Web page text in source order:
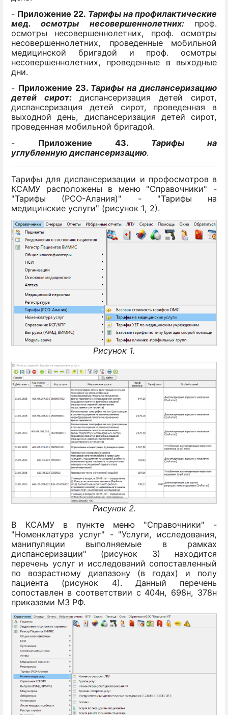
- Приложение 22. Тарифы на профилактические
мед. осмотры несовершеннолетних:
проф.
осмотры несовершеннолетних, проф. осмотры
несовершеннолетних, проведенные мобильной
медицинской бригадой и проф. осмотры
несовершеннолетних, проведенные в выходные
дни.
- Приложение 23. Тарифы на диспансеризацию
детей сирот:
диспансеризация детей сирот,
диспансеризация детей сирот, проведенная в
выходной день, диспансеризация детей сирот,
проведенная мобильной бригадой.
-
Приложение 43.
Тарифы на
углубленную диспансеризацию.
Тарифы для диспансеризации и профосмотров в
КСАМУ расположены в меню "Справочники" -
"Тарифы (РСО-Алания)" - "Тарифы на
медицинские услуги" (рисунок 1, 2).
Рисунок 1.
Рисунок 2.
В КСАМУ в пункте меню "Справочники" -
"Номенклатура услуг" - "Услуги, исследования,
манипуляции выполняемые в рамках
диспансеризации" (рисунок 3) находится
перечень услуг и исследований сопоставленный
по возрастному диапазону (в годах) и полу
пациента (рисунок 4). Данный перечень
сопоставлен в соответствии с 404н, 698н, 378н
приказами МЗ РФ.